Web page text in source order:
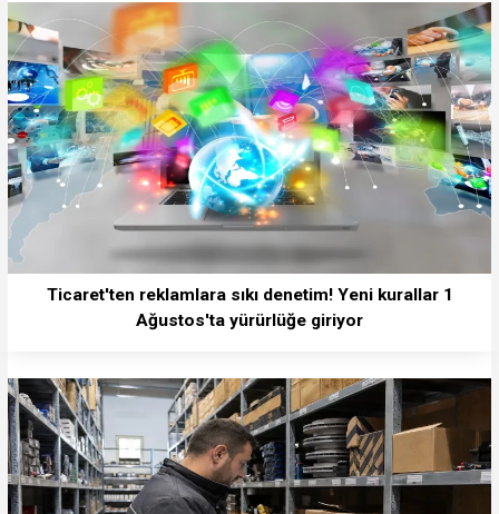
Ticaret'ten reklamlara sıkı denetim! Yeni kurallar 1
Ağustos'ta yürürlüğe giriyor